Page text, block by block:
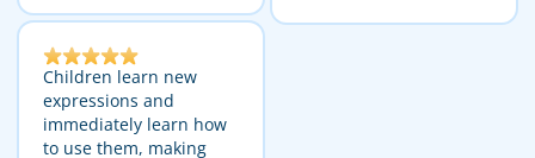
Children learn new
expressions and
immediately learn how
to use them, making